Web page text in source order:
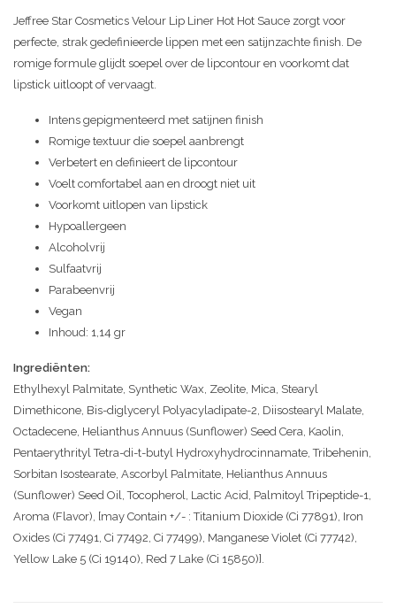
Jeffree Star Cosmetics Velour Lip Liner Hot Hot Sauce zorgt voor
perfecte, strak gedefinieerde lippen met een satijnzachte finish. De
romige formule glijdt soepel over de lipcontour en voorkomt dat
lipstick uitloopt of vervaagt.
Intens gepigmenteerd met satijnen finish
Romige textuur die soepel aanbrengt
Verbetert en definieert de lipcontour
Voelt comfortabel aan en droogt niet uit
Voorkomt uitlopen van lipstick
Hypoallergeen
Alcoholvrij
Sulfaatvrij
Parabeenvrij
Vegan
Inhoud: 1,14 gr
Ingrediënten:
Ethylhexyl Palmitate, Synthetic Wax, Zeolite, Mica, Stearyl
Dimethicone, Bis-diglyceryl Polyacyladipate-2, Diisostearyl Malate,
Octadecene, Helianthus Annuus (Sunflower) Seed Cera, Kaolin,
Pentaerythrityl Tetra-di-t-butyl Hydroxyhydrocinnamate, Tribehenin,
Sorbitan Isostearate, Ascorbyl Palmitate, Helianthus Annuus
(Sunflower) Seed Oil, Tocopherol, Lactic Acid, Palmitoyl Tripeptide-1,
Aroma (Flavor), [may Contain +/- : Titanium Dioxide (Ci 77891), Iron
Oxides (Ci 77491, Ci 77492, Ci 77499), Manganese Violet (Ci 77742),
Yellow Lake 5 (Ci 19140), Red 7 Lake (Ci 15850)].